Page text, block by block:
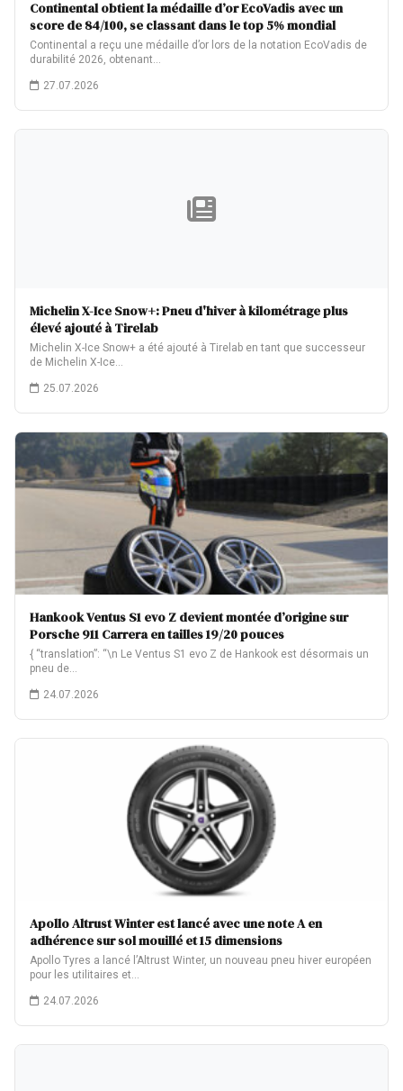
Continental obtient la médaille d’or EcoVadis avec un
score de 84/100, se classant dans le top 5% mondial
Continental a reçu une médaille d’or lors de la notation EcoVadis de
durabilité 2026, obtenant…
27.07.2026
Michelin X-Ice Snow+: Pneu d'hiver à kilométrage plus
élevé ajouté à Tirelab
Michelin X-Ice Snow+ a été ajouté à Tirelab en tant que successeur
de Michelin X-Ice…
25.07.2026
Hankook Ventus S1 evo Z devient montée d’origine sur
Porsche 911 Carrera en tailles 19/20 pouces
{ “translation”: “\n Le Ventus S1 evo Z de Hankook est désormais un
pneu de…
24.07.2026
Apollo Altrust Winter est lancé avec une note A en
adhérence sur sol mouillé et 15 dimensions
Apollo Tyres a lancé l’Altrust Winter, un nouveau pneu hiver européen
pour les utilitaires et…
24.07.2026